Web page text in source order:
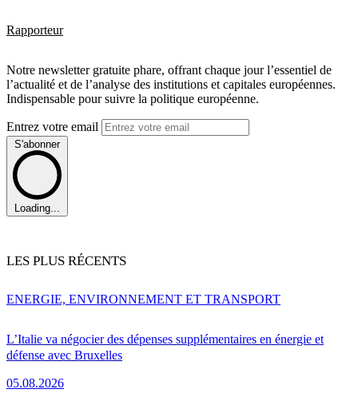
Rapporteur
Notre newsletter gratuite phare, offrant chaque jour l’essentiel de
l’actualité et de l’analyse des institutions et capitales européennes.
Indispensable pour suivre la politique européenne.
Entrez votre email
S'abonner
Loading...
LES PLUS RÉCENTS
L’Italie va négocier des dépenses supplémentaires en énergie et
défense avec Bruxelles
05.08.2026
ENERGIE, ENVIRONNEMENT ET TRANSPORT